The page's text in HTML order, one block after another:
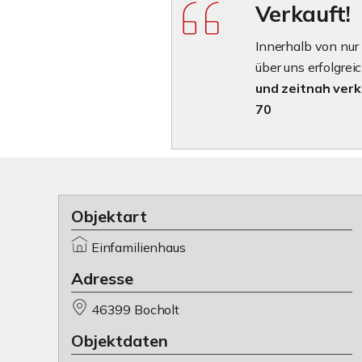
Verkauft!
Innerhalb von
über uns
und zeitnah
70
Objektart
Einfamilienhaus
Adresse
46399 Bocholt
Objektdaten